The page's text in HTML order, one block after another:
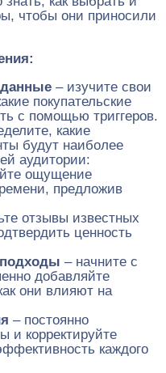
чтобы они приносили
данные – изучите свои
покупательские
с помощью триггеров.
какие
будут наиболее
аудитории:
ощущение
предложив
отзывы известных
ценность
– начните с
добавляйте
они влияют на
– постоянно
и корректируйте
каждого